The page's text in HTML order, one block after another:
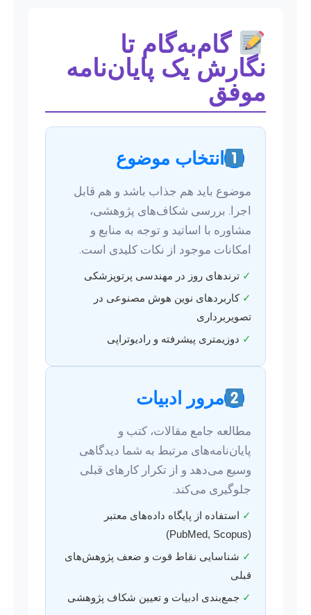
گام‌به‌گام تا
نگارش یک پایان‌نامه
موفق
انتخاب موضوع
موضوع باید هم جذاب باشد و هم قابل
اجرا. بررسی شکاف‌های پژوهشی،
مشاوره با اساتید و توجه به منابع و
امکانات موجود از نکات کلیدی است.
✓ ترندهای روز در مهندسی پرتوپزشکی
✓ کاربردهای نوین هوش مصنوعی در
تصویربرداری
✓ دوزیمتری پیشرفته و رادیوتراپی
مرور ادبیات
مطالعه جامع مقالات، کتب و
پایان‌نامه‌های مرتبط به شما دیدگاهی
وسیع می‌دهد و از تکرار کارهای قبلی
جلوگیری می‌کند.
✓ استفاده از پایگاه داده‌های معتبر
(PubMed, Scopus)
✓ شناسایی نقاط قوت و ضعف پژوهش‌های
قبلی
✓ جمع‌بندی ادبیات و تعیین شکاف پژوهشی